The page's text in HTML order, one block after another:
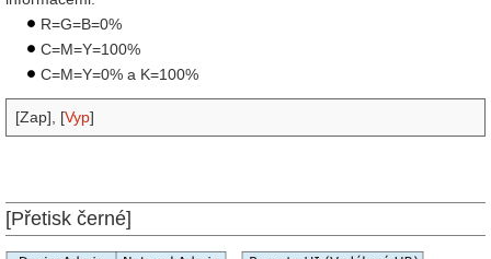
R=G=B=0%
C=M=Y=100%
C=M=Y=0% a K=100%
[Zap], [Vyp]
[Přetisk černé]